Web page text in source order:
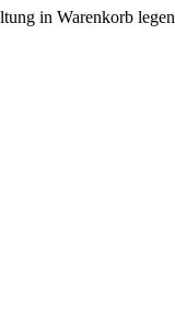
in Warenkorb legen